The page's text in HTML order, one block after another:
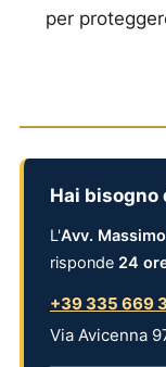
per
Hai bisogno
L'Avv.
risponde 24
+39 335 669
Via Avicenna